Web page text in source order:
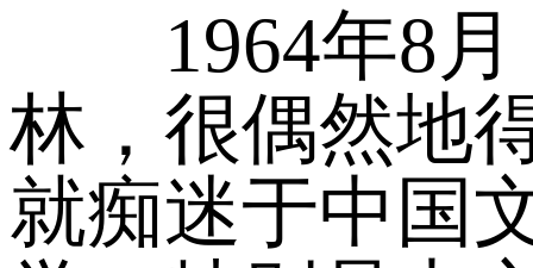
1964年8月
林，很偶然地
就痴迷于中国